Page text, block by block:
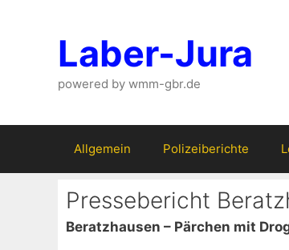
Laber-Jura
powered by wmm-gbr.de
Allgemein Polizeiberichte
Pressebericht
Beratzhausen – Pärchen mit